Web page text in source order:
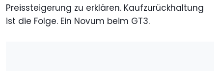
Preissteigerung zu erklären. Kaufzurückhaltung
ist die Folge. Ein Novum beim GT3.